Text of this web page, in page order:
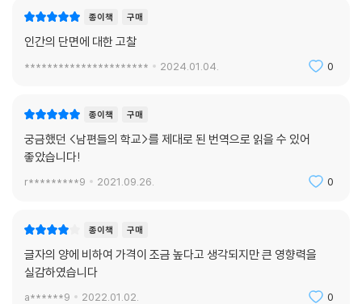
의 비밀이 밝혀지면서 이야기는 새로운 반전과 재미를 거듭한다. 이 작품
은 최초의 산문 5막극으로, 그 형식적인 파격성으로 당대에 큰 반향을 불
러일으키도 했다.
개월이라는 시간 차이를 두고 공연된 작품으로, 각각 운문 3막극과 5막극
형식으로 되어 있다. 특히 「아내들의 학교」는 몰리에르 작품 세계의 발전사
와 관련해 주목할 만한데, 당시 「위대한」 비극의 형식으로 간주되던 운문 5
막극 형식을 희극에 적용함으로써 결과적으로 비극과 어깨를 나란히 하는
물로 여겨졌던 운문의 묘미를 전달함에 부족함이 없었다. 두 작품은 줄거
리가 비슷한데, 어린 여자아이를 맡아 키운 양부가 결혼할 나이가 된 그 아
이를 자기 뜻대로 아내로 삼으려 하고, 순진한 줄로만 알았던 그녀가 기지
를 발휘함으로써 이기적이고 억압적인 늙은 양부를 골탕 먹이고 사랑하는
종이책 구매
인간의 단면에 대한 고찰
********************** 2024.01.04. 0
종이책 구매
궁금했던 <남편들의 학교>를 제대로 된 번역으로 읽을 수 있어
좋았습니다!
r*********9 2021.09.26. 0
종이책 구매
글자의 양에 비하여 가격이 조금 높다고 생각되지만 큰 영향력을
실감하였습니다
a******9 2022.01.02. 0